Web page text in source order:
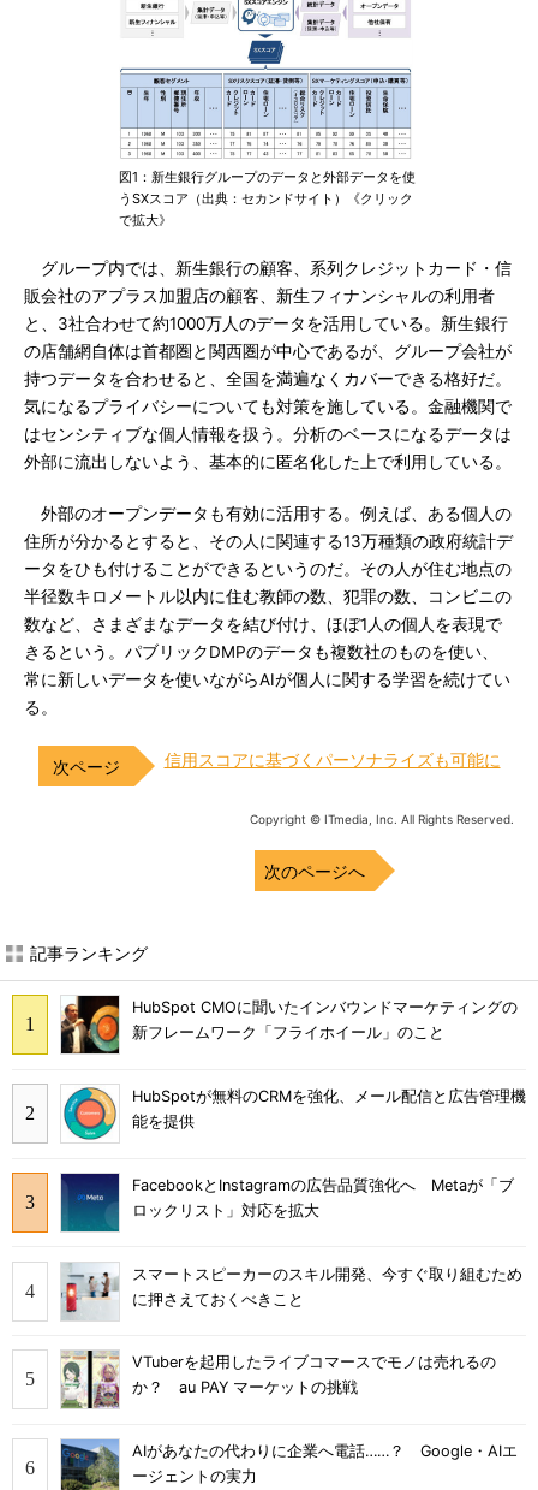
図1：新生銀行グループのデータと外部データを使
うSXスコア（出典：セカンドサイト）《クリック
で拡大》
グループ内では、新生銀行の顧客、系列クレジットカード・信
販会社のアプラス加盟店の顧客、新生フィナンシャルの利用者
と、3社合わせて約1000万人のデータを活用している。新生銀行
の店舗網自体は首都圏と関西圏が中心であるが、グループ会社が
持つデータを合わせると、全国を満遍なくカバーできる格好だ。
気になるプライバシーについても対策を施している。金融機関で
はセンシティブな個人情報を扱う。分析のベースになるデータは
外部に流出しないよう、基本的に匿名化した上で利用している。
外部のオープンデータも有効に活用する。例えば、ある個人の
住所が分かるとすると、その人に関連する13万種類の政府統計デ
ータをひも付けることができるというのだ。その人が住む地点の
半径数キロメートル以内に住む教師の数、犯罪の数、コンビニの
数など、さまざまなデータを結び付け、ほぼ1人の個人を表現で
きるという。パブリックDMPのデータも複数社のものを使い、
常に新しいデータを使いながらAIが個人に関する学習を続けてい
る。
信用スコアに基づくパーソナライズも可能に
Copyright © ITmedia, Inc. All Rights Reserved.
次のページへ
記事ランキング
HubSpot CMOに聞いたインバウンドマーケティングの
新フレームワーク「フライホイール」のこと
HubSpotが無料のCRMを強化、メール配信と広告管理機
能を提供
FacebookとInstagramの広告品質強化へ Metaが「ブ
ロックリスト」対応を拡大
スマートスピーカーのスキル開発、今すぐ取り組むため
に押さえておくべきこと
VTuberを起用したライブコマースでモノは売れるの
か？ au PAY マーケットの挑戦
AIがあなたの代わりに企業へ電話……？ Google・AIエ
ージェントの実力